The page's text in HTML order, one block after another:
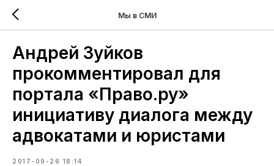
Мы в СМИ
Андрей Зуйков
прокомментировал для
портала «Право.ру»
инициативу диалога между
адвокатами и юристами
2017-09-26 18:14